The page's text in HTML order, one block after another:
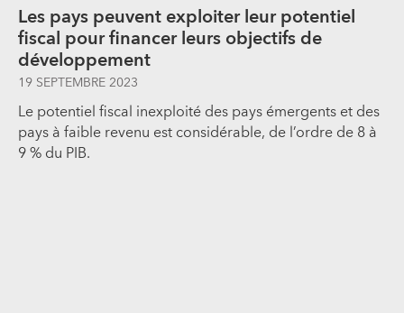
Les pays peuvent exploiter leur potentiel
fiscal pour financer leurs objectifs de
développement
19 SEPTEMBRE 2023
Le potentiel fiscal inexploité des pays émergents et des
pays à faible revenu est considérable, de l’ordre de 8 à
9 % du PIB.